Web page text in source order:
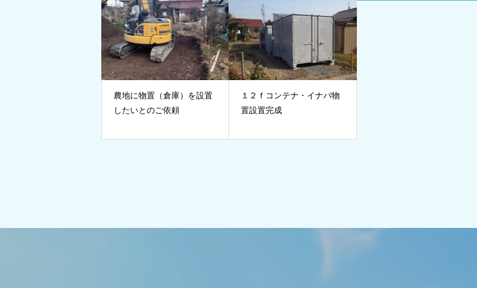
農地に物置（倉庫）を設置
したいとのご依頼
１２ｆコンテナ・イナバ物
置設置完成